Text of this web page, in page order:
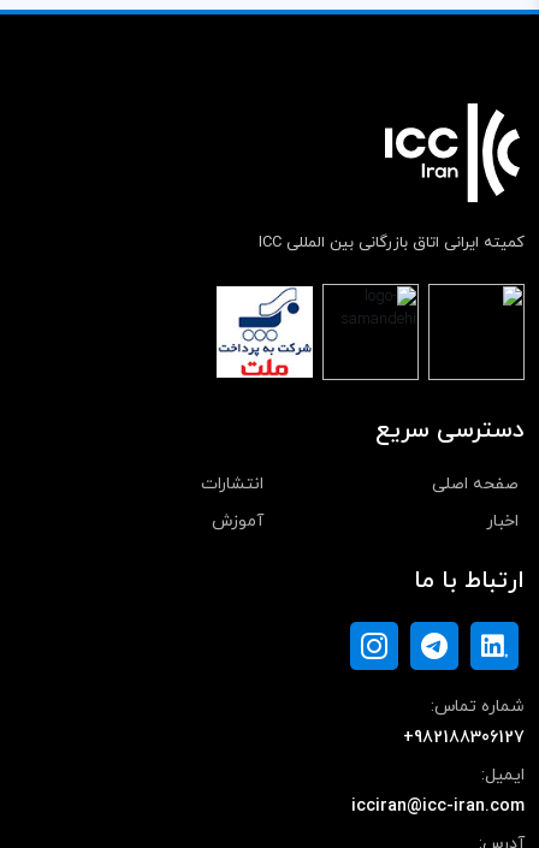
کمیته ایرانی اتاق بازرگانی بین المللی ICC
دسترسی سریع
صفحه اصلی
انتشارات
اخبار
آموزش
ارتباط با ما
شماره تماس:
+982188306127
ایمیل:
icciran@icc-iran.com